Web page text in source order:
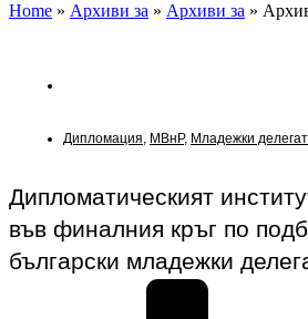
Home » Архиви за » Архиви за »
Дипломация МВнР, Младежки
Дипломатическият
във финалния кръг по
български младежки